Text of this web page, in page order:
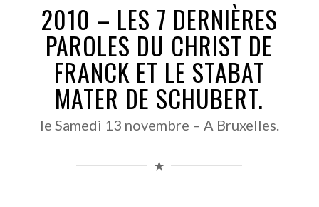
2010 – LES 7 DERNIÈRES
PAROLES DU CHRIST DE
FRANCK ET LE STABAT
MATER DE SCHUBERT.
le Samedi 13 novembre – A Bruxelles.